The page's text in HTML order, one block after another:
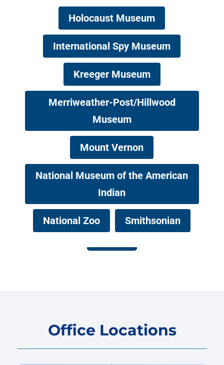
Holocaust Museum
International Spy Museum
Kreeger Museum
Merriweather-Post/Hillwood
Museum
Mount Vernon
National Museum of the American
Indian
National Zoo Smithsonian
Office Locations